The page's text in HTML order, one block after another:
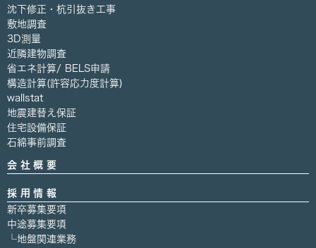
沈下修正・杭引抜き工事
敷地調査
3D測量
近隣建物調査
省エネ計算/ BELS申請
構造計算(許容応力度計算)
wallstat
地震建替え保証
住宅設備保証
石綿事前調査
会社概要
採用情報
新卒募集要項
中途募集要項
└地盤関連業務